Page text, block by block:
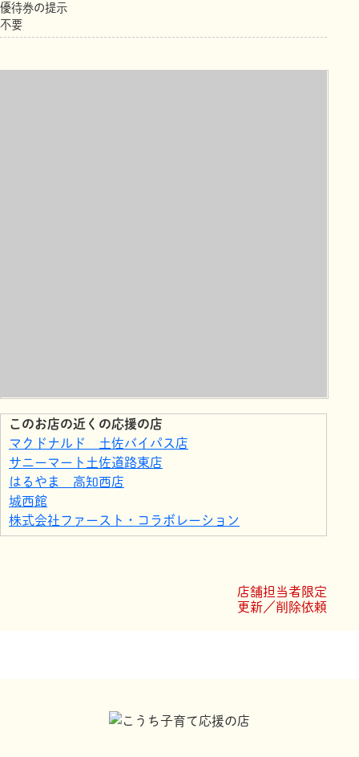
優待券の提示
不要
このお店の近くの応援の店
マクドナルド 土佐バイパス店
サニーマート土佐道路東店
はるやま 高知西店
城西館
株式会社ファースト・コラボレーション
＆baby.
店舗担当者限定
更新／削除依頼